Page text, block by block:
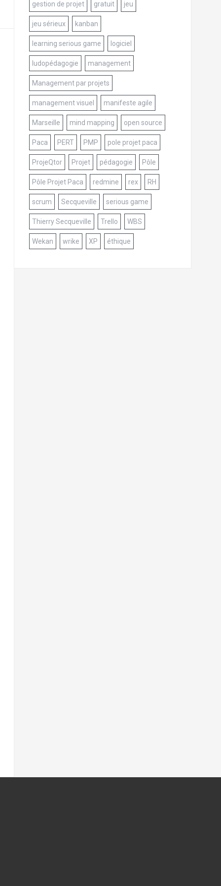
gestion de projet gratuit jeu
jeu sérieux kanban
learning serious game logiciel
ludopédagogie management
Management par projets
management visuel manifeste agile
Marseille mind mapping open source
Paca PERT PMP pole projet paca
ProjeQtor Projet pédagogie Pôle
Pôle Projet Paca redmine rex RH
scrum Secqueville serious game
Thierry Secqueville Trello WBS
Wekan wrike XP éthique